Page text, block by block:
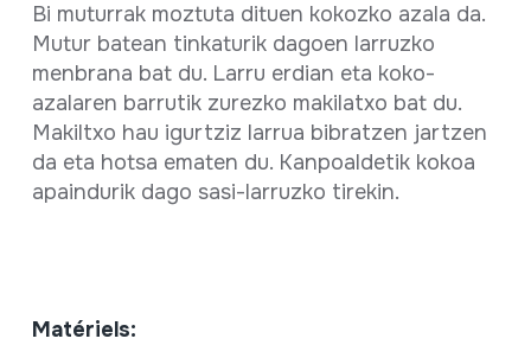
Bi muturrak moztuta dituen kokozko azala da.
Mutur batean tinkaturik dagoen larruzko
menbrana bat du. Larru erdian eta koko-
azalaren barrutik zurezko makilatxo bat du.
Makiltxo hau igurtziz larrua bibratzen jartzen
da eta hotsa ematen du. Kanpoaldetik kokoa
apaindurik dago sasi-larruzko tirekin.
Matériels: